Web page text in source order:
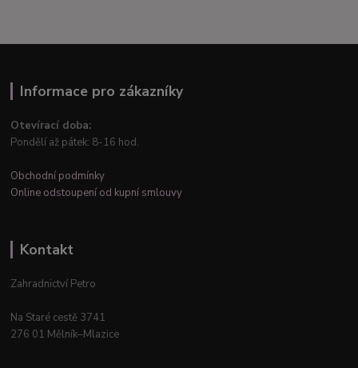
Informace pro zákazníky
Otevírací doba:
Pondělí až pátek: 8-16 hod.
Obchodní podmínky
Online odstoupení od kupní smlouvy
Kontakt
Zahradnictví Petro
Na Staré cestě 3741
276 01 Mělník–Mlazice